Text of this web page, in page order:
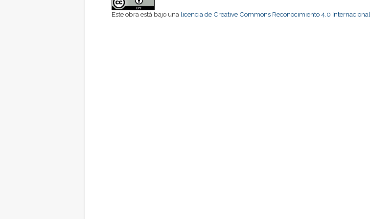
Este obra está bajo una licencia de Creative Commons Reconocimiento 4.0 Internacional